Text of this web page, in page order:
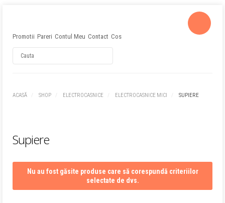
Promotii Pareri Contul Meu Contact Cos
ACASĂ SHOP ELECTROCASNICE ELECTROCASNICE MICI SUPIERE
Supiere
Nu au fost găsite produse care să corespundă criteriilor
selectate de dvs.
Username